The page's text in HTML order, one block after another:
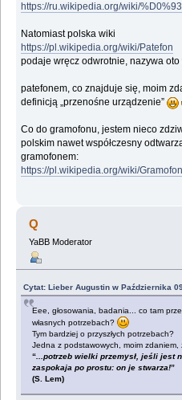
https://ru.wikipedia.org/wiki/
Natomiast polska wiki
https://pl.wikipedia.org/wiki/Patefon
podaje wręcz odwrotnie, nazywa oto
patefonem, co znajduje się, moim
definicją „przenośne urządzenie”
Co do gramofonu, jestem nieco
polskim nawet współczesny
gramofonem:
https://pl.wikipedia.org/wiki/Gramofon
Q
YaBB Moderator
Cytat: Lieber Augustin w Października
Eee, głosowania, badania... co tam
własnych potrzebach?
Tym bardziej o przyszłych potrzebach?
Jedna z podstawowych, moim zdaniem,
“ ...potrzeb wielki przemysł, jeśli jest
zaspokaja po prostu: on je stwarza!”
(S. Lem)